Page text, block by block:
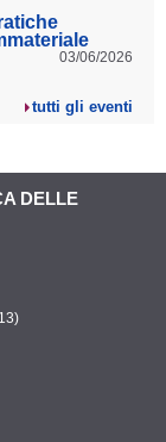
03/06/2026
tutti gli eventi
DELLE